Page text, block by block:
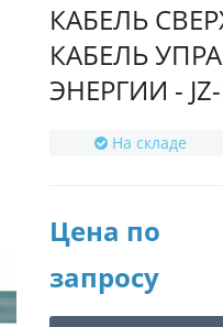
КАБЕЛЬ
КАБЕЛЬ
ЭНЕРГИИ - JZ-
На складе
Цена по
запросу